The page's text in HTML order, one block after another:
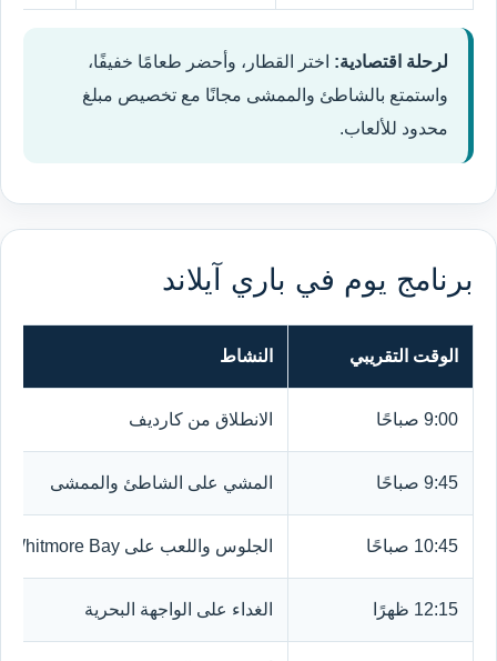
لرحلة اقتصادية: اختر القطار، وأحضر طعامًا خفيفًا،
واستمتع بالشاطئ والممشى مجانًا مع تخصيص مبلغ
محدود للألعاب.
برنامج يوم في باري آيلاند
الوقت التقريبي النشاط
9:00 صباحًا الانطلاق من كارديف
9:45 صباحًا المشي على الشاطئ والممشى
10:45 صباحًا الجلوس واللعب على Whitmore Bay
12:15 ظهرًا الغداء على الواجهة البحرية